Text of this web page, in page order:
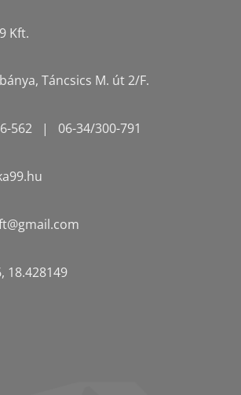
Kft.
Táncsics M. út 2/F.
562 | 06-34/300-791
18.428149